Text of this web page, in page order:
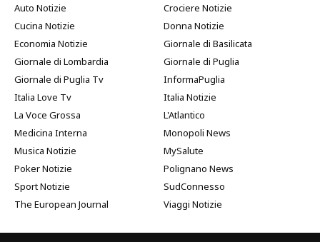
Auto Notizie
Crociere Notizie
Cucina Notizie
Donna Notizie
Economia Notizie
Giornale di Basilicata
Giornale di Lombardia
Giornale di Puglia
Giornale di Puglia Tv
InformaPuglia
Italia Love Tv
Italia Notizie
La Voce Grossa
L'Atlantico
Medicina Interna
Monopoli News
Musica Notizie
MySalute
Poker Notizie
Polignano News
Sport Notizie
SudConnesso
The European Journal
Viaggi Notizie